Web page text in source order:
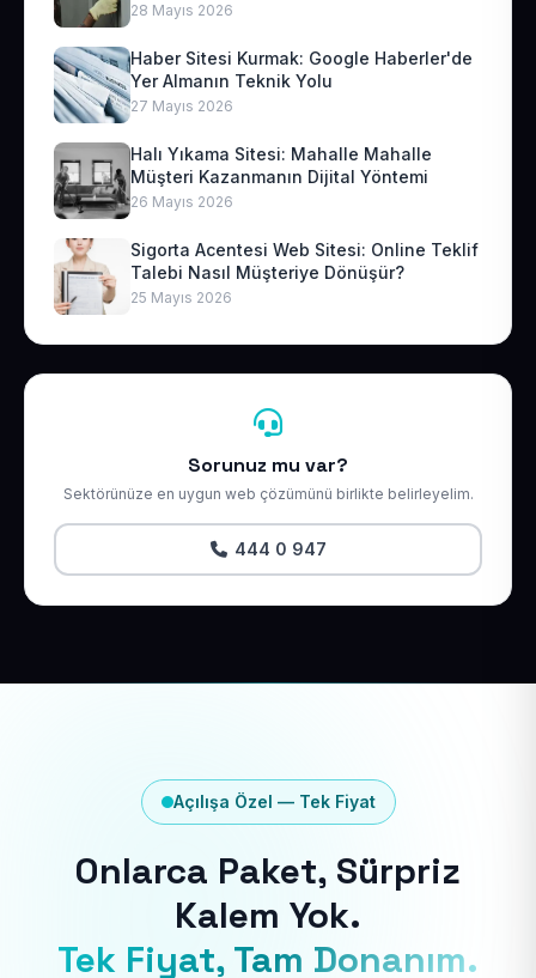
28 Mayıs 2026
Haber Sitesi Kurmak: Google Haberler'de
Yer Almanın Teknik Yolu
27 Mayıs 2026
Halı Yıkama Sitesi: Mahalle Mahalle
Müşteri Kazanmanın Dijital Yöntemi
26 Mayıs 2026
Sigorta Acentesi Web Sitesi: Online Teklif
Talebi Nasıl Müşteriye Dönüşür?
25 Mayıs 2026
Sorunuz mu var?
Sektörünüze en uygun web çözümünü birlikte belirleyelim.
444 0 947
Açılışa Özel — Tek Fiyat
Onlarca Paket, Sürpriz
Kalem Yok.
Tek Fiyat, Tam Donanım.